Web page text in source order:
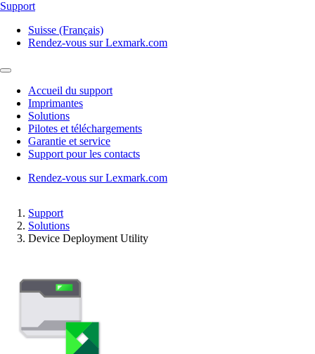
Support
Suisse (Français)
Rendez-vous sur Lexmark.com
Accueil du support
Imprimantes
Solutions
Pilotes et téléchargements
Garantie et service
Support pour les contacts
Rendez-vous sur Lexmark.com
Support
Solutions
Device Deployment Utility